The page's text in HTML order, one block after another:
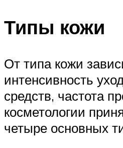
Типы кожи
От типа кожи
интенсивность
средств, частота
косметологии
четыре основных